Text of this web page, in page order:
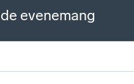
evenemang